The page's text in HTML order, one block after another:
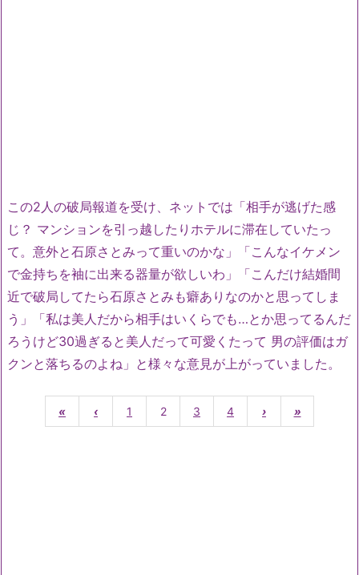
この2人の破局報道を受け、ネットでは「相手が逃げた感
じ？ マンションを引っ越したりホテルに滞在していたっ
て。意外と石原さとみって重いのかな」「こんなイケメン
で金持ちを袖に出来る器量が欲しいわ」「こんだけ結婚間
近で破局してたら石原さとみも癖ありなのかと思ってしま
う」「私は美人だから相手はいくらでも…とか思ってるんだ
ろうけど30過ぎると美人だって可愛くたって 男の評価はガ
クンと落ちるのよね」と様々な意見が上がっていました。
« ‹ 1 2 3 4 › »